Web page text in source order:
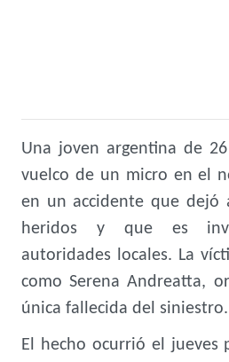
Una joven argentina de
vuelco de un micro en el
en un accidente que dejó
heridos y que es
autoridades locales. La
como Serena Andreatta,
única fallecida del siniestro.
El hecho ocurrió el jueves